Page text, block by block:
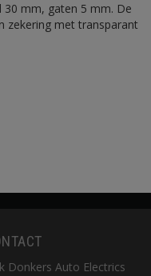
30 mm, gaten 5 mm. De
zekering met transparant
Donkers Auto Electrics